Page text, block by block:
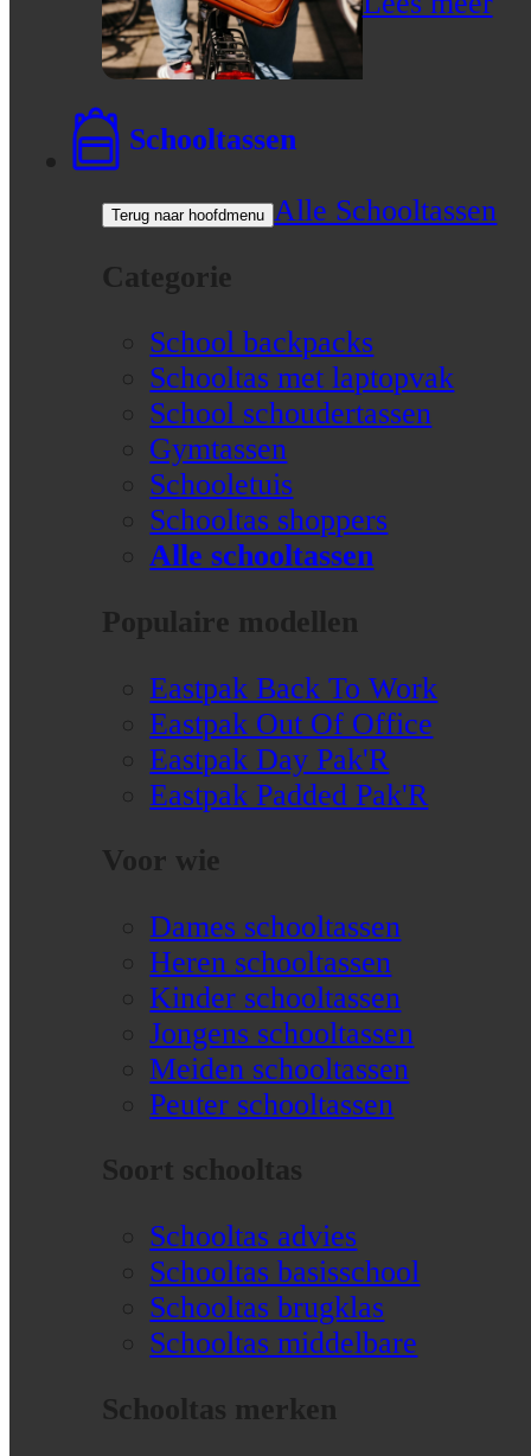
Schooltassen
Terug naar hoofdmenu Alle Schooltassen
Categorie
School backpacks
Schooltas met laptopvak
School schoudertassen
Gymtassen
Schooletuis
Schooltas shoppers
Alle schooltassen
Populaire modellen
Eastpak Back To Work
Eastpak Out Of Office
Eastpak Day Pak'R
Eastpak Padded Pak'R
Voor wie
Dames schooltassen
Heren schooltassen
Kinder schooltassen
Jongens schooltassen
Meiden schooltassen
Peuter schooltassen
Soort schooltas
Schooltas advies
Schooltas basisschool
Schooltas brugklas
Schooltas middelbare
Schooltas merken